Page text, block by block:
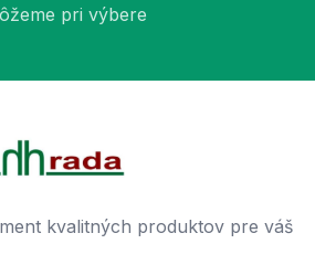
pri výbere
kvalitných produktov pre váš